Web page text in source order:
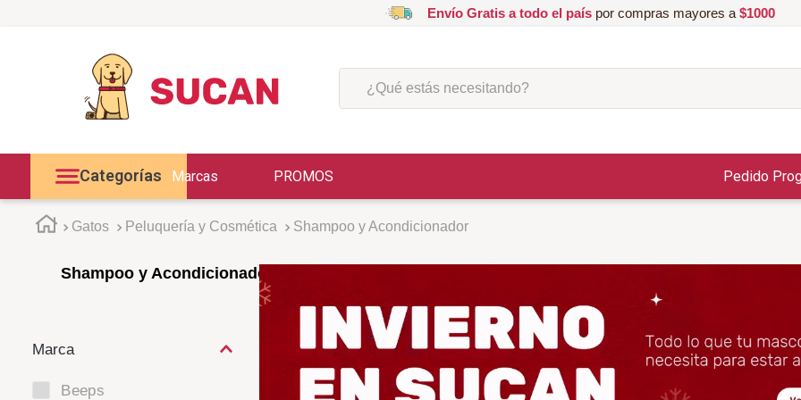
Envío Gratis a todo el paíspor compras mayores a $1000
¿Qué estás necesitando?
Categorías Marcas PROMOS Pedido
Gatos Peluquería y Cosmética Shampoo y Acondicionador
Shampoo y Acondicionador
Beeps